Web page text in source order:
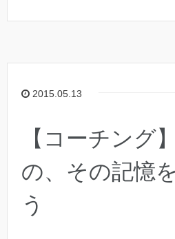
2015.05.13
【コーチング
の、その記憶
う